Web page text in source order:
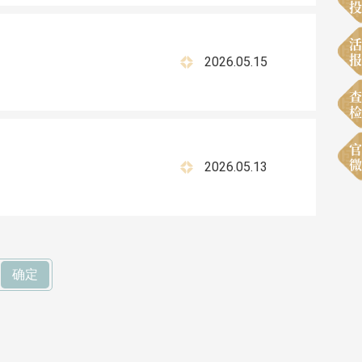
2026.05.15
2026.05.13
确定